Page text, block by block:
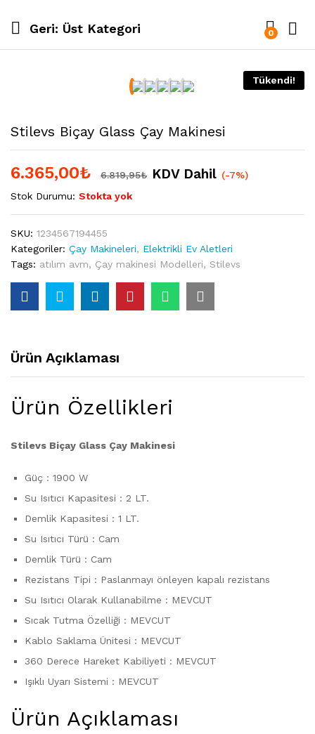
Geri: Üst Kategori 0
Tükendi!
Stilevs Biçay Glass Çay Makinesi
6.365,00₺ 6.819,95₺ KDV Dahil (-7%)
Stok Durumu: Stokta yok
SKU: 1234567194455
Kategoriler: Çay Makineleri, Elektrikli Ev Aletleri
Tags: atılım avm, Çay makinesi Modelleri, Stilevs
Ürün Açıklaması
Ürün Özellikleri
Stilevs Biçay Glass Çay Makinesi
Güç : 1900 W
Su Isıtıcı Kapasitesi : 2 LT.
Demlik Kapasitesi : 1 LT.
Su Isıtıcı Türü : Cam
Demlik Türü : Cam
Rezistans Tipi : Paslanmayı önleyen kapalı rezistans
Su Isıtıcı Olarak Kullanabilme : MEVCUT
Sıcak Tutma Özelliği : MEVCUT
Kablo Saklama Ünitesi : MEVCUT
360 Derece Hareket Kabiliyeti : MEVCUT
Işıklı Uyarı Sistemi : MEVCUT
Ürün Açıklaması